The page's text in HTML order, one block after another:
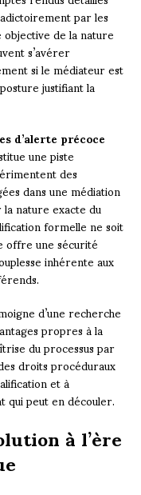
par les
de la nature
s’avérer
si le médiateur est
justifiant la
d’alerte précoce
une piste
des
dans une médiation
nature exacte du
formelle ne soit
une sécurité
inhérente aux
d’une recherche
propres à la
du processus par
droits procéduraux
et à
peut en découler.
à l’ère